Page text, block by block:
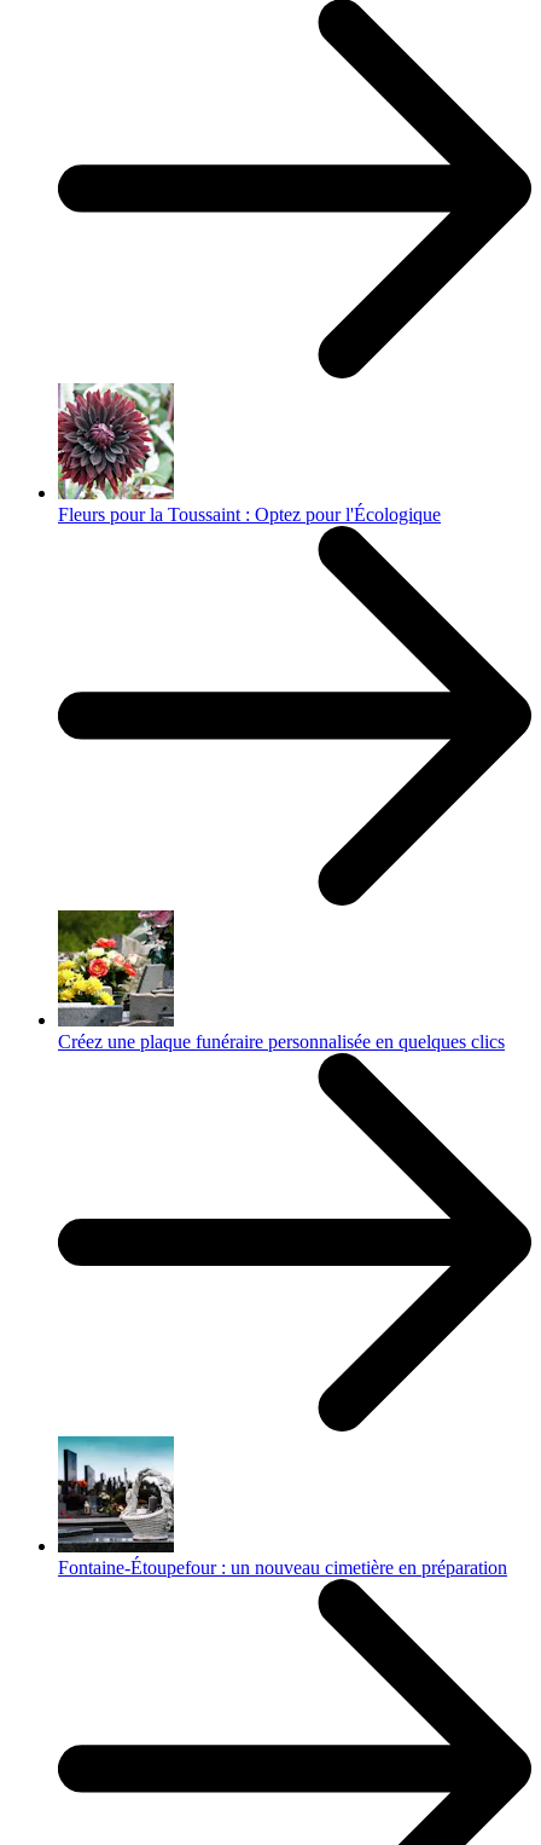
Fleurs pour la Toussaint : Optez pour l'Écologique
Créez une plaque funéraire personnalisée en quelques clics
Fontaine-Étoupefour : un nouveau cimetière en préparation